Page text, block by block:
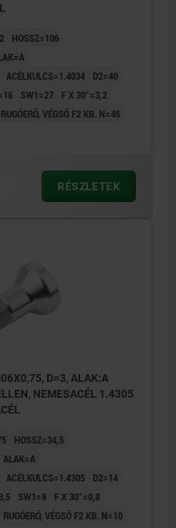
HOSSZ=106
ACÉLKULCS=1.4034
D2=40
SW1=27
F X 30°=3,2
RUGÓERŐ, VÉGSŐ F2 KB. N=46
RÉSZLETEK
D=3, ALAK:A
NEMESACÉL 1.4305
HOSSZ=34,5
ALAK=A
ACÉLKULCS=1.4305
D2=14
SW1=8
F X 30°=0,8
RUGÓERŐ, VÉGSŐ F2 KB. N=10